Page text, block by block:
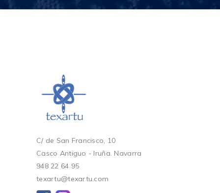
C/ de San Francisco, 10
Casco Antiguo - Iruña. Navarra
948 22 64 95
texartu@texartu.com